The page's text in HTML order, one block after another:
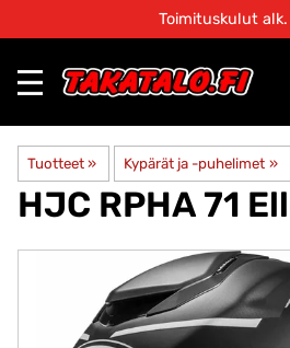
Toimituskulut
Tuotteet ‪» Kypärät ja -puhelimet ‪»
HJC RPHA 71